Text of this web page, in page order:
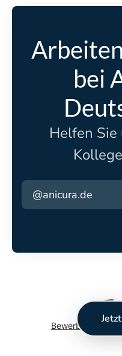
bei
Helfen Sie
@anicura.de
Bewerber-